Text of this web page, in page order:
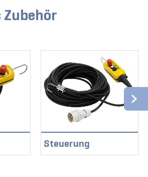
Zubehör
Steuerung